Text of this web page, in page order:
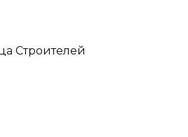
Строителей